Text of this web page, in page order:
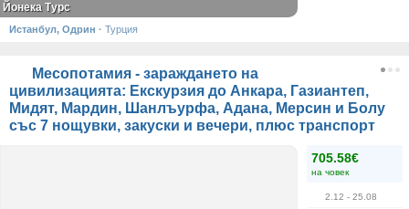
Йонека Турс
Истанбул, Одрин · Турция
Месопотамия - зараждането на
цивилизацията: Екскурзия до Анкара, Газиантеп,
Мидят, Мардин, Шанлъурфа, Адана, Мерсин и Болу
със 7 нощувки, закуски и вечери, плюс транспорт
705.58€
на човек
2.12 - 25.08